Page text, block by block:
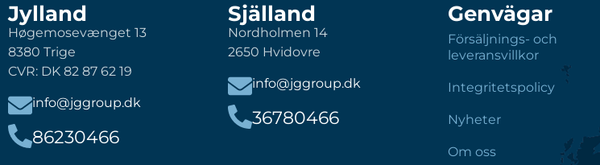
Jylland
Høgemosevænget 13
8380 Trige
CVR: DK 82 87 62 19
info@jggroup.dk
86230466
Själland
Nordholmen 14
2650 Hvidovre
info@jggroup.dk
36780466
Genvägar
Försäljnings- och
leveransvillkor
Integritetspolicy
Nyheter
Om oss